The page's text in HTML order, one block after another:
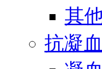
其
抗凝